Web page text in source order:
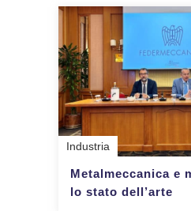
Industria
Metalmeccanica e
lo stato dell’arte